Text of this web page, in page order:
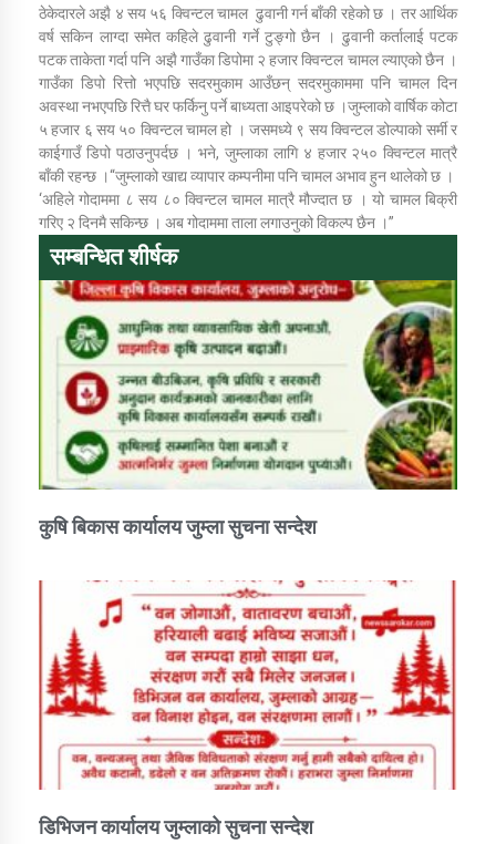
कार्यक्रम कार्यान्वयन एकाई जुम्लाको सुचना
कर्णाली प्राविधि शिक्षालय जुम्लाको सुचना
तातोपानी गाउँपालिकाको न्यायिक समिति सम्बन्धी सन्देश
तातोपानी गाउँपालिका जुम्लाको महिला तथा लैङ्गिक हिंसा
सम्बन्धी सूचना सन्देश
तातोपानी गाउँपालिका जुम्लाको महिनावारी सम्बन्धिकाे
तातोपानी गाउँपालिका जुम्लाको बालविवाह सन्देश
तातोपानी गाउँपालिका जुम्लाको सूचना
ठेकेदारले अझै ४ सय ५६ क्विन्टल चामल ढुवानी गर्न बाँकी रहेको छ । तर आर्थिक
वर्ष सकिन लाग्दा समेत कहिले ढुवानी गर्ने टुङ्गो छैन । ढुवानी कर्तालाई पटक
पटक ताकेता गर्दा पनि अझै गाउँका डिपोमा २ हजार क्विन्टल चामल ल्याएको छैन ।
गाउँका डिपो रित्तो भएपछि सदरमुकाम आउँछन् सदरमुकाममा पनि चामल दिन
अवस्था नभएपछि रित्तै घर फर्किनु पर्ने बाध्यता आइपरेको छ ।जुम्लाको वार्षिक कोटा
५ हजार ६ सय ५० क्विन्टल चामल हो । जसमध्ये ९ सय क्विन्टल डोल्पाको सर्मी र
काईगाउँ डिपो पठाउनुपर्दछ । भने, जुम्लाका लागि ४ हजार २५० क्विन्टल मात्रै
बाँकी रहन्छ ।“जुम्लाको खाद्य व्यापार कम्पनीमा पनि चामल अभाव हुन थालेको छ ।
‘अहिले गोदाममा ८ सय ८० क्विन्टल चामल मात्रै मौज्दात छ । यो चामल बिक्री
गरिए २ दिनमै सकिन्छ । अब गोदाममा ताला लगाउनुको विकल्प छैन ।”
सम्बन्धित शीर्षक
कुषि बिकास कार्यालय जुम्ला सुचना सन्देश
डिभिजन कार्यालय जुम्लाको सुचना सन्देश